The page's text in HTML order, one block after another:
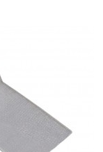
VR01